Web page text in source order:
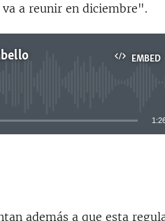
a reunir en diciembre".
EMBED
available
además a que esta